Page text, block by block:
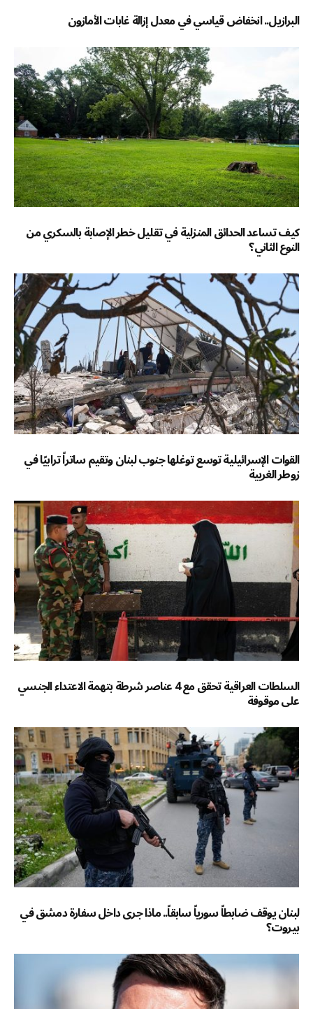
البرازيل.. انخفاض قياسي في معدل إزالة غابات الأمازون
كيف تساعد الحدائق المنزلية في تقليل خطر الإصابة بالسكري من
النوع الثاني؟
القوات الإسرائيلية توسع توغلها جنوب لبنان وتقيم ساتراً ترابيًا في
زوطر الغربية
السلطات العراقية تحقق مع 4 عناصر شرطة بتهمة الاعتداء الجنسي
على موقوفة
لبنان يوقف ضابطاً سورياً سابقاً.. ماذا جرى داخل سفارة دمشق في
بيروت؟